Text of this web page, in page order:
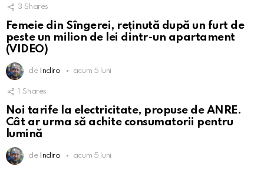
3 Shares
Femeie din Sîngerei, reținută după un furt de
peste un milion de lei dintr-un apartament
(VIDEO)
de Indiro acum 5 luni
1 Shares
Noi tarife la electricitate, propuse de ANRE.
Cât ar urma să achite consumatorii pentru
lumină
de Indiro acum 5 luni